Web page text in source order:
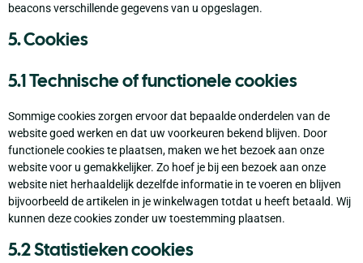
beacons verschillende gegevens van u opgeslagen.
5. Cookies
5.1 Technische of functionele cookies
Sommige cookies zorgen ervoor dat bepaalde onderdelen van de
website goed werken en dat uw voorkeuren bekend blijven. Door
functionele cookies te plaatsen, maken we het bezoek aan onze
website voor u gemakkelijker. Zo hoef je bij een bezoek aan onze
website niet herhaaldelijk dezelfde informatie in te voeren en blijven
bijvoorbeeld de artikelen in je winkelwagen totdat u heeft betaald. Wij
kunnen deze cookies zonder uw toestemming plaatsen.
5.2 Statistieken cookies